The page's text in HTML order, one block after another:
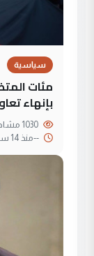
سياسية
مئات
بإنهاء
--منذ 14 ساعة